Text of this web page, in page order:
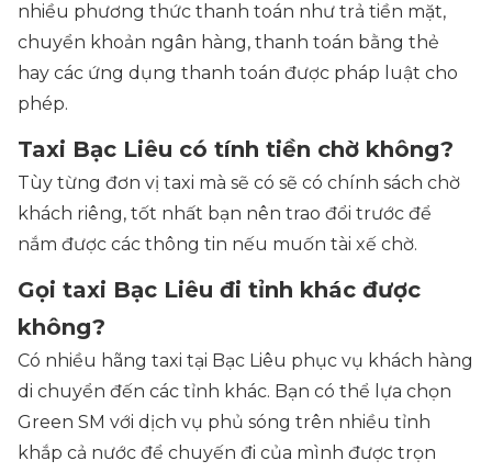
nhiều phương thức thanh toán như trả tiền mặt,
chuyển khoản ngân hàng, thanh toán bằng thẻ
hay các ứng dụng thanh toán được pháp luật cho
phép.
Taxi Bạc Liêu có tính tiền chờ không?
Tùy từng đơn vị taxi mà sẽ có sẽ có chính sách chờ
khách riêng, tốt nhất bạn nên trao đổi trước để
nắm được các thông tin nếu muốn tài xế chờ.
Gọi taxi Bạc Liêu đi tỉnh khác được
không?
Có nhiều hãng taxi tại Bạc Liêu phục vụ khách hàng
di chuyển đến các tỉnh khác. Bạn có thể lựa chọn
Green SM với dịch vụ phủ sóng trên nhiều tỉnh
khắp cả nước để chuyến đi của mình được trọn